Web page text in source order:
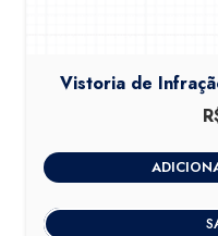
Vistoria de